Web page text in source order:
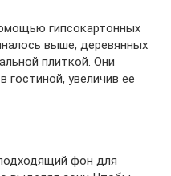
гипсокартонных
выше, деревянных
плиткой. Они
увеличив ее
фон для